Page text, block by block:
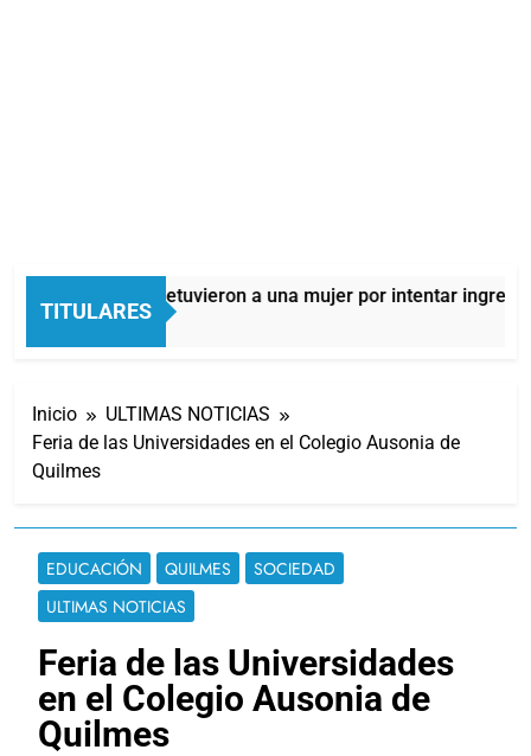
TITULARES
Quilmes: detuvieron a una mujer por intentar
4 Horas Atrás
Inicio
ULTIMAS NOTICIAS
Feria de las Universidades en el Colegio Ausonia de
Quilmes
EDUCACIÓN QUILMES
SOCIEDAD
ULTIMAS NOTICIAS
Feria de las Universidades
en el Colegio Ausonia de
Quilmes